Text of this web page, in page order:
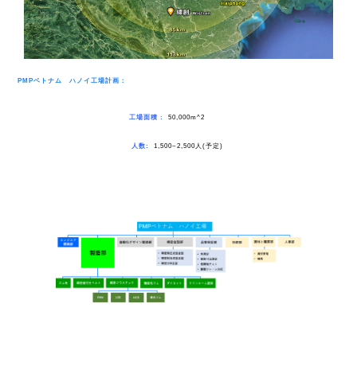
PMPベトナム ハノイ工場計画：
工場面積 : 50,000m^2
人 数: 1,500~2,500人(予定)